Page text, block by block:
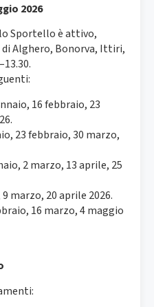
2026
Sportello è attivo,
Alghero, Bonorva, Ittiri,
16 febbraio, 23
23 febbraio, 30 marzo,
2 marzo, 13 aprile, 25
marzo, 20 aprile 2026.​
16 marzo, 4 maggio